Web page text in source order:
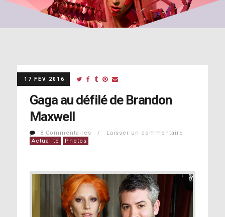
17 FÉV 2016
Gaga au défilé de Brandon
Maxwell
8 Commentaires / Laisser un commentaire
Actualité
Photos